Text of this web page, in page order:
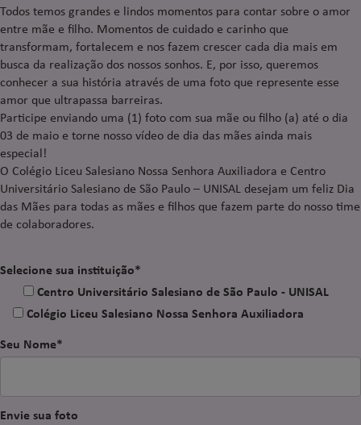
Todos temos grandes e lindos momentos para contar sobre o amor
entre mãe e filho. Momentos de cuidado e carinho que
transformam, fortalecem e nos fazem crescer cada dia mais em
busca da realização dos nossos sonhos. E, por isso, queremos
conhecer a sua história através de uma foto que represente esse
amor que ultrapassa barreiras.
Participe enviando uma (1) foto com sua mãe ou filho (a) até o dia
03 de maio e torne nosso vídeo de dia das mães ainda mais
especial!
O Colégio Liceu Salesiano Nossa Senhora Auxiliadora e Centro
Universitário Salesiano de São Paulo – UNISAL desejam um feliz Dia
das Mães para todas as mães e filhos que fazem parte do nosso time
de colaboradores.
Selecione sua instituição*
Centro Universitário Salesiano de São Paulo - UNISAL
Colégio Liceu Salesiano Nossa Senhora Auxiliadora
Seu Nome*
Envie sua foto